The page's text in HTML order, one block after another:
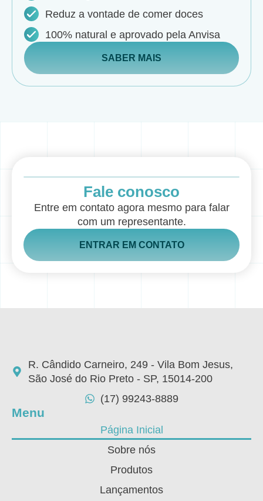
Reduz a vontade de comer doces
100% natural e aprovado pela Anvisa
SABER MAIS
Fale conosco
Entre em contato agora mesmo para falar
com um representante.
ENTRAR EM CONTATO
R. Cândido Carneiro, 249 - Vila Bom Jesus,
São José do Rio Preto - SP, 15014-200
(17) 99243-8889
Menu
Página Inicial
Sobre nós
Produtos
Lançamentos